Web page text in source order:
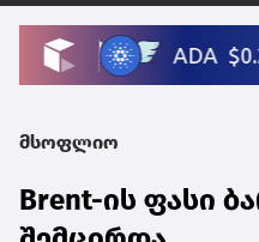
მსოფლიო
Brent-ის ფასი